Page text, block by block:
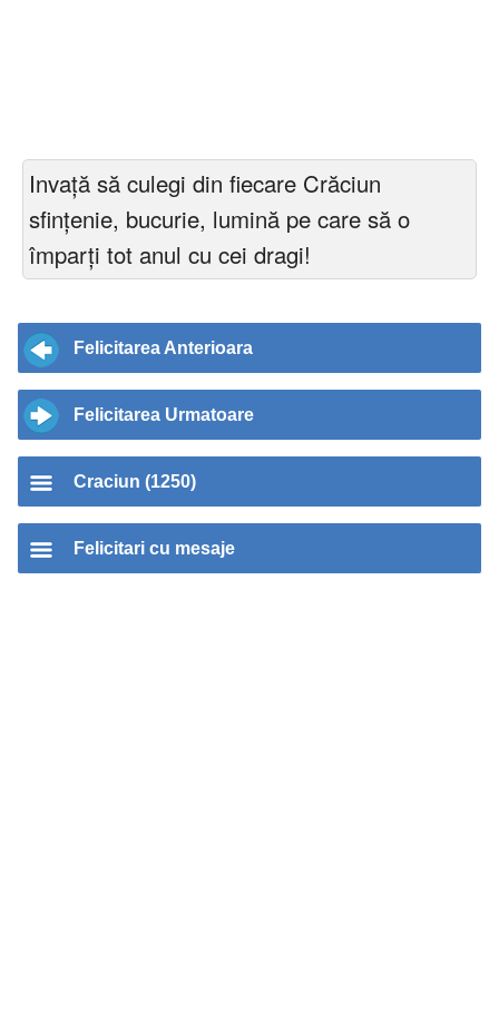
Invață să culegi din fiecare Crăciun
sfințenie, bucurie, lumină pe care să o
împarți tot anul cu cei dragi!
Felicitarea Anterioara
Felicitarea Urmatoare
Craciun (1250)
Felicitari cu mesaje